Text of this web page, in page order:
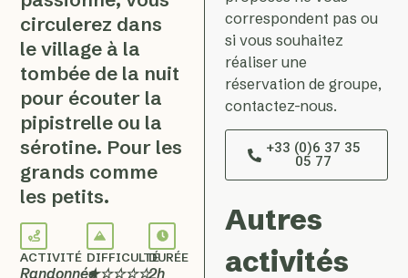
circulerez dans
le village à la
tombée de la nuit
pour écouter la
pipistrelle ou la
sérotine. Pour les
grands comme
les petits.
ACTIVITÉ
Randonnée
DIFFICULTÉ
★☆☆☆☆
DURÉE
2h
correspondent pas ou
si vous souhaitez
réaliser une
réservation de groupe,
contactez-nous.
+33 (0)6 37 35
05 77
Autres
activités